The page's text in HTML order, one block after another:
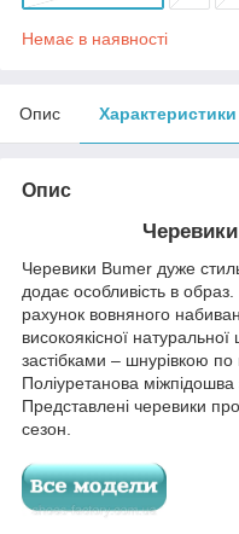
Немає в наявності
Опис Характеристики
Опис
Черевики Bumer дуже
додає особливість в
рахунок вовняного
високоякісної
застібками – шнурівкою по
Поліуретанова
Представлені черевики
сезон.